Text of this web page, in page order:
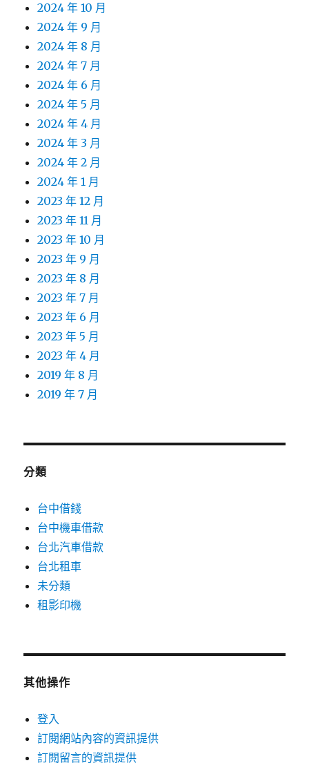
2024 年 10 月
2024 年 9 月
2024 年 8 月
2024 年 7 月
2024 年 6 月
2024 年 5 月
2024 年 4 月
2024 年 3 月
2024 年 2 月
2024 年 1 月
2023 年 12 月
2023 年 11 月
2023 年 10 月
2023 年 9 月
2023 年 8 月
2023 年 7 月
2023 年 6 月
2023 年 5 月
2023 年 4 月
2019 年 8 月
2019 年 7 月
分類
台中借錢
台中機車借款
台北汽車借款
台北租車
未分類
租影印機
其他操作
登入
訂閱網站內容的資訊提供
訂閱留言的資訊提供